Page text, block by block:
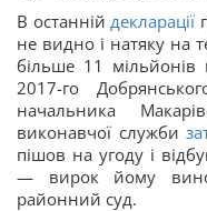
В останній декларації
не видно і натяку на
більше 11 мільйонів
2017-го
начальника
виконавчої служби
пішов на угоду і
— вирок йому
районний суд.